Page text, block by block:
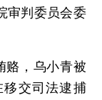
审判委员会委
，乌小青被
交司法逮捕